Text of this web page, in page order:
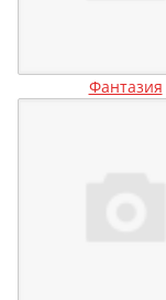
Фантазия